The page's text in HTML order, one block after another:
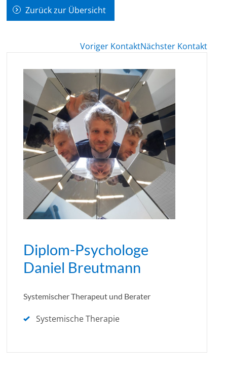
Zurück zur Übersicht
Voriger KontaktNächster Kontakt
Diplom-Psychologe
Daniel Breutmann
Systemischer Therapeut und Berater
Systemische Therapie